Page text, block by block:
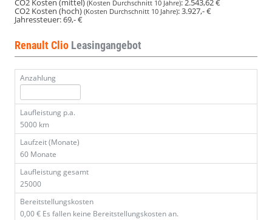
CO2 Kosten (mittel)(Kosten Durchschnitt 10 Jahre):2.543,62 €
CO2 Kosten (hoch) (Kosten Durchschnitt 10 Jahre):3.927,- €
Jahressteuer:69,- €
Renault Clio Leasingangebot
Anzahlung
Laufleistung p.a.
5000 km
Laufzeit (Monate)
60 Monate
Laufleistung gesamt
25000
Bereitstellungskosten
0,00 € Es fallen keine Bereitstellungskosten an.